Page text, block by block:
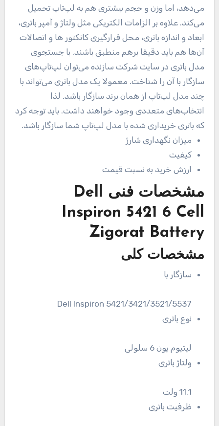
می‌دهد، اما وزن و حجم بیشتری هم به لپ‌تاپ تحمیل
می‌کند. علاوه بر الزامات الکتریکی مثل ولتاژ و آمپر باتری،
ابعاد و اندازه باتری، محل قرارگیری کانکتور ها و اتصالات
آن‌ها هم باید دقیقا برهم منطبق باشند. با جستجوی
مدل باتری در سایت شرکت سازنده می‌توان لپ‌تاپ‌های
سازگار با آن را شناخت. معمولا یک مدل باتری می‌تواند با
چند مدل لپ‌تاپ از همان برند سازگار باشد. لذا
انتخاب‌های متعددی وجود خواهند داشت. باید توجه کرد
که باتری خریداری شده با مدل لپ‌تاپ شما سازگار باشد.
میزان نگهداری شارژ
کیفیت
ارزش خرید به نسبت قیمت
مشخصات فنی Dell
Inspiron 5421 6 Cell
Zigorat Battery
مشخصات کلی
سازگار با
Dell Inspiron 5421/3421/3521/5537
نوع باتری
لیتیوم یون 6 سلولی
ولتاژ باتری
11.1 ولت
ظرفیت باتری